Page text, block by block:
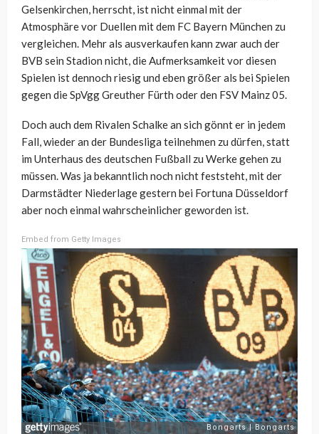
Gelsenkirchen, herrscht, ist nicht einmal mit der
Atmosphäre vor Duellen mit dem FC Bayern München zu
vergleichen. Mehr als ausverkaufen kann zwar auch der
BVB sein Stadion nicht, die Aufmerksamkeit vor diesen
Spielen ist dennoch riesig und eben größer als bei Spielen
gegen die SpVgg Greuther Fürth oder den FSV Mainz 05.
Doch auch dem Rivalen Schalke an sich gönnt er in jedem
Fall, wieder an der Bundesliga teilnehmen zu dürfen, statt
im Unterhaus des deutschen Fußball zu Werke gehen zu
müssen. Was ja bekanntlich noch nicht feststeht, mit der
Darmstädter Niederlage gestern bei Fortuna Düsseldorf
aber noch einmal wahrscheinlicher geworden ist.
Embed from Getty Images